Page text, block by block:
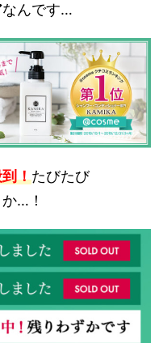
なんです…
！たびたび
…！